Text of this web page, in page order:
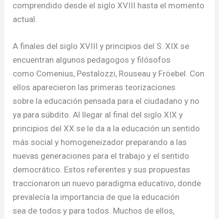
comprendido desde el siglo XVIII hasta el momento
actual.
A finales del siglo XVIII y principios del S. XIX se
encuentran algunos pedagogos y filósofos
como Comenius, Pestalozzi, Rouseau y Fröebel. Con
ellos aparecieron las primeras teorizaciones
sobre la educación pensada para el ciudadano y no
ya para súbdito. Al llegar al final del siglo XIX y
principios del XX se le da a la educación un sentido
más social y homogeneizador preparando a las
nuevas generaciones para el trabajo y el sentido
democrático. Estos referentes y sus propuestas
traccionaron un nuevo paradigma educativo, donde
prevalecía la importancia de que la educación
sea de todos y para todos. Muchos de ellos,